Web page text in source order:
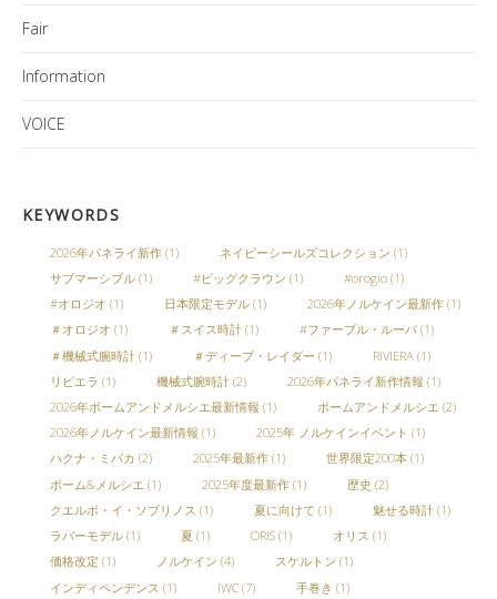
Fair
Information
VOICE
KEYWORDS
2026年パネライ新作(1) ネイビーシールズコレクション (1)
サブマーシブル(1) #ビッグクラウン (1) #orogio(1)
#オロジオ (1) 日本限定モデル(1) 2026年ノルケイン最新作(1)
＃オロジオ (1) ＃スイス時計(1) #ファーブル・ルーバ(1)
＃機械式腕時計(1) ＃ディープ・レイダー (1) RIVIERA(1)
リビエラ (1) 機械式腕時計(2) 2026年パネライ新作情報 (1)
2026年ボームアンドメルシエ最新情報 (1) ボームアンドメルシエ(2)
2026年ノルケイン最新情報 (1) 2025年 ノルケインイベント (1)
ハクナ・ミパカ (2) 2025年最新作(1) 世界限定200本(1)
ボーム&メルシエ (1) 2025年度最新作(1) 歴史 (2)
クエルボ・イ・ソブリノス (1) 夏に向けて (1) 魅せる時計(1)
ラバーモデル(1) 夏 (1) ORIS(1) オリス (1)
価格改定 (1) ノルケイン (4) スケルトン (1)
インディペンデンス (1) IWC(7) 手巻き (1)